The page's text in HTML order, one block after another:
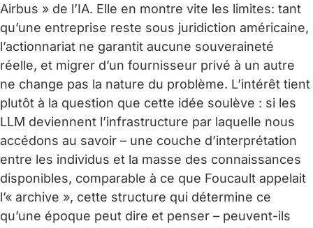
Airbus » de l’IA. Elle en montre vite les limites: tant
qu’une entreprise reste sous juridiction américaine,
l’actionnariat ne garantit aucune souveraineté
réelle, et migrer d’un fournisseur privé à un autre
ne change pas la nature du problème. L’intérêt tient
plutôt à la question que cette idée soulève : si les
LLM deviennent l’infrastructure par laquelle nous
accédons au savoir – une couche d’interprétation
entre les individus et la masse des connaissances
disponibles, comparable à ce que Foucault appelait
l’« archive », cette structure qui détermine ce
qu’une époque peut dire et penser – peuvent-ils